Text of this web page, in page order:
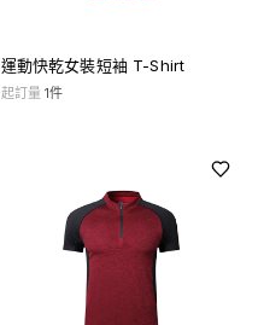
運動快乾女裝短袖 T-Shirt
起訂量 1件